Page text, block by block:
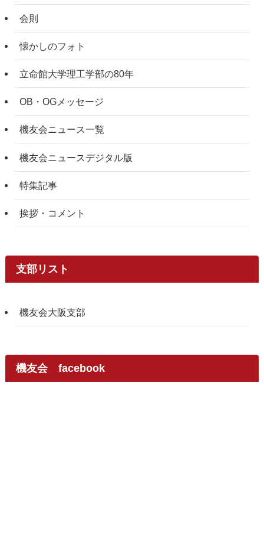
会則
懐かしのフォト
立命館大学理工学部の80年
OB・OGメッセージ
機友会ニュース一覧
機友会ニュースデジタル版
特集記事
挨拶・コメント
支部リスト
機友会大阪支部
機友会 facebook